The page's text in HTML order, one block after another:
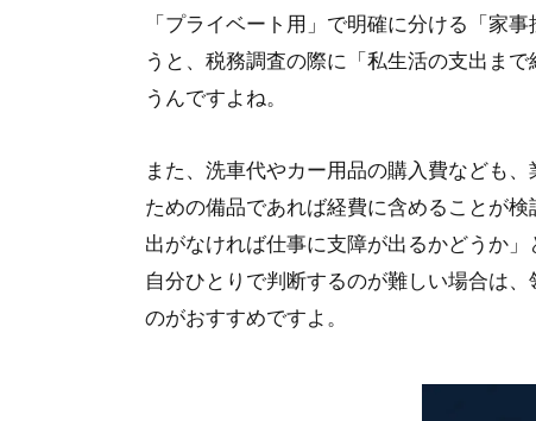
「プライベート用」で明確に分ける「家
うと、税務調査の際に「私生活の支出ま
うんですよね。
また、洗車代やカー用品の購入費なども
ための備品であれば経費に含めることが
出がなければ仕事に支障が出るかどうか
自分ひとりで判断するのが難しい場合は
のがおすすめですよ。